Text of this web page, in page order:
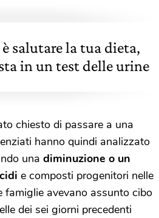
salutare la tua dieta,
in un test delle urine
chiesto di passare a una
hanno quindi analizzato
una diminuzione o un
e composti progenitori nelle
famiglie avevano assunto cibo
dei sei giorni precedenti